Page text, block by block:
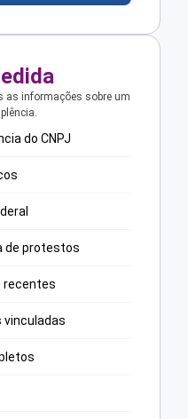
as informações sobre um
do CNPJ
de protestos
recentes
vinculadas